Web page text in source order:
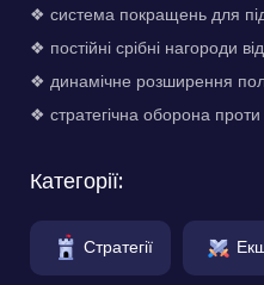
❖ система покращень для
❖ постійні срібні нагороди
❖ динамічне розширення
❖ стратегічна оборона
Категорії:
Стратегії